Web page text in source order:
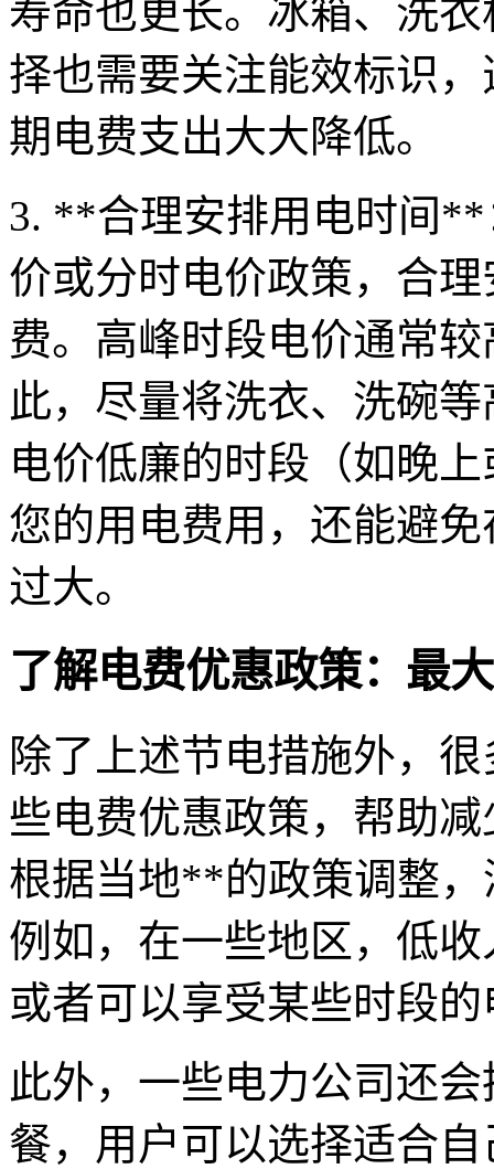
寿命也更长。冰箱、洗
择也需要关注能效标识
期电费支出大大降低。
3. **合理安排用电时间
价或分时电价政策，合
费。高峰时段电价通常
此，尽量将洗衣、洗碗
电价低廉的时段（如晚
您的用电费用，还能避
过大。
了解电费优惠政策：最
除了上述节电措施外，
些电费优惠政策，帮助
根据当地**的政策调整
例如，在一些地区，低
或者可以享受某些时段
此外，一些电力公司还
餐，用户可以选择适合